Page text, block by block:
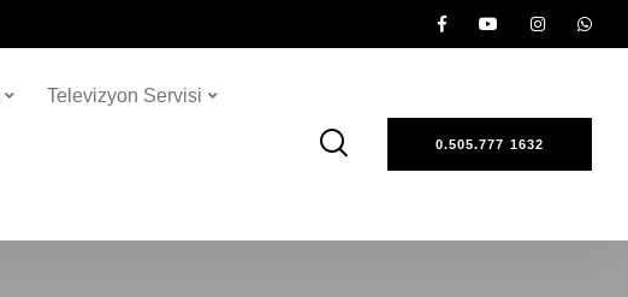
Televizyon Servisi
0.505.777 1632